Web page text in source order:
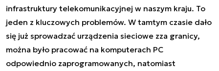
infrastruktury telekomunikacyjnej w naszym kraju. To
jeden z kluczowych problemów. W tamtym czasie dało
się już sprowadzać urządzenia sieciowe zza granicy,
można było pracować na komputerach PC
odpowiednio zaprogramowanych, natomiast